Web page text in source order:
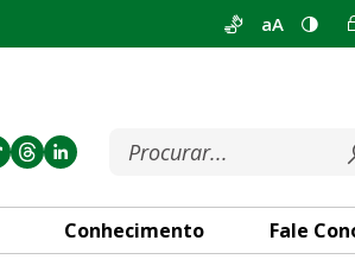
aA
Conhecimento Fale